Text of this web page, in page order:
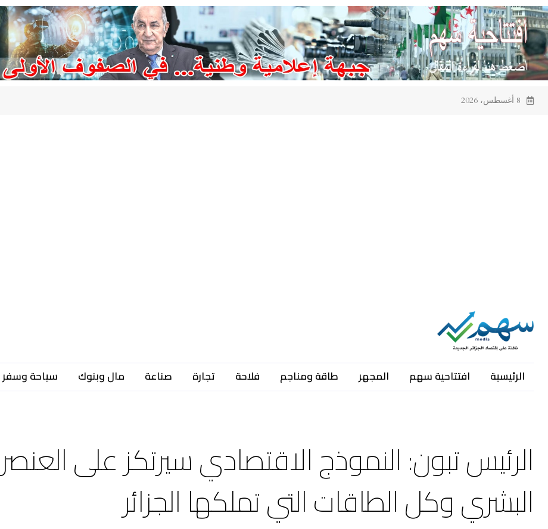
Skip
to
content
8 أغسطس، 2026
الرئيسية افتتاحية سهم المجهر طاقة ومناجم فلاحة تجارة صناعة مال وبنوك سياحة وسفر
الرئيس تبون: النموذج الاقتصادي سيرتكز على العنصر
البشري وكل الطاقات التي تملكها الجزائر